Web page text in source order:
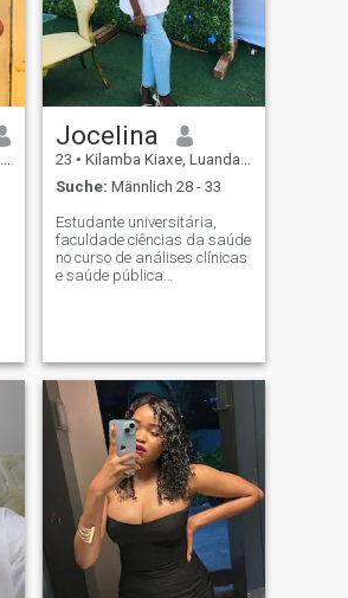
Jocelina
23 • Kilamba Kiaxe, Luanda, Angola
Suche: Männlich 28 - 33
Estudante universitária,
faculdade ciências da saúde
no curso de análises clínicas
e saúde pública